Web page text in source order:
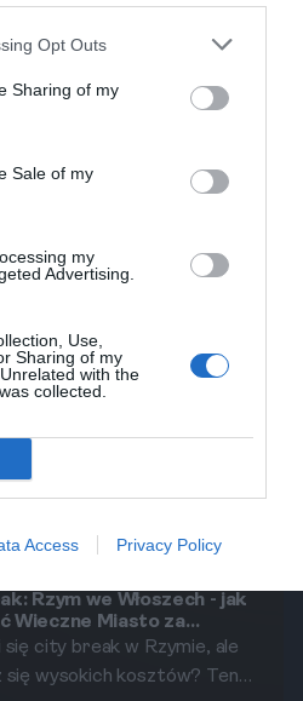
Opt Outs
Sharing of my
Sale of my
my
Advertising.
Use,
Sharing of my
with the
collected.
Access Privacy Policy
nie można pominąć
centrum miasta, które
Warto skosztować
również zwiedzić
które posiadaunikalne
w Pompejach. Zachowaj
zwłaszcza w
w Neapolu: 48
kulturą i niezwykłą
każdą chwilę, eksplorując
stolicy Kampanii. W
przedstawimy
atrakcje, które powinny
Rzym we Włoszech - jak
Wieczne Miasto za
się city break w Rzymie, ale
się wysokich kosztów? Ten